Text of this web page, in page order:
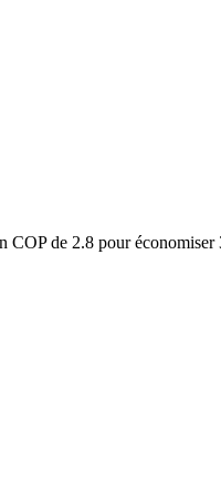
de 2.8 pour économiser